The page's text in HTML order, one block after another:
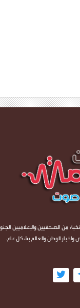
من الصحفيين والإعلاميين
الوطن والعالم بشكل عام.